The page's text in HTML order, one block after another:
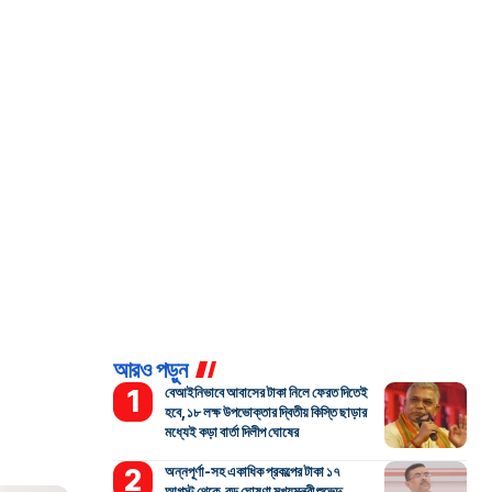
আরও পড়ুন
বেআইনিভাবে আবাসের টাকা নিলে ফেরত দিতেই
হবে, ১৮ লক্ষ উপভোক্তার দ্বিতীয় কিস্তি ছাড়ার
মধ্যেই কড়া বার্তা দিলীপ ঘোষের
অন্নপূর্ণা-সহ একাধিক প্রকল্পের টাকা ১৭